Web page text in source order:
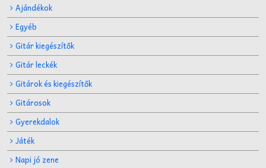
Ajándékok
Egyéb
Gitár kiegészítők
Gitár leckék
Gitárok és kiegészítők
Gitárosok
Gyerekdalok
Játék
Napi jó zene